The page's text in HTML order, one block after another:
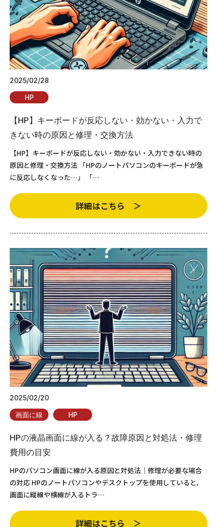
2025/02/28
HP
【HP】キーボードが反応しない・効かない・入力で
きない時の原因と修理・交換方法
【HP】キーボードが反応しない・効かない・入力できない時の
原因と修理・交換方法 「HPのノートパソコンのキーボードが急
に反応しなくなった…」 「…
詳細はこちら ＞
2025/02/20
画面に線 HP
HPの液晶画面に線が入る？故障原因と対処法・修理
費用の目安
HPのパソコン画面に線が入る原因と対処法｜修理が必要な場合
の対応 HPのノートパソコンやデスクトップを使用していると、
画面に縦線や横線が入るトラ…
詳細はこちら ＞